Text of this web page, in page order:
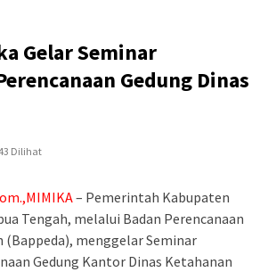
Gelar Seminar
Gedung Dinas
Dilihat
– Pemerintah Kabupaten
Tengah, melalui Badan Perencanaan
(Bappeda), menggelar Seminar
Gedung Kantor Dinas Ketahanan